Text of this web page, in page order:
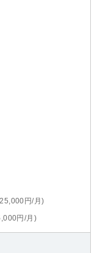
円/月)
円/月)